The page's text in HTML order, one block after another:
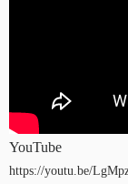
YouTube
https://youtu.be/